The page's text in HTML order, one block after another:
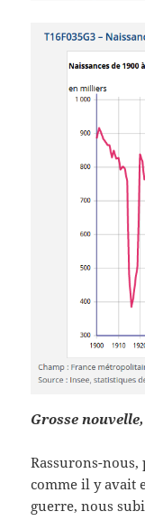
Grosse
Rassurons-nous,
comme il y avait
guerre, nous